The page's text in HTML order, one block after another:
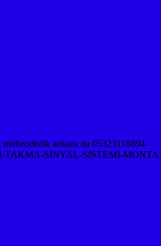
SİNYAL-SİSTEMİ-